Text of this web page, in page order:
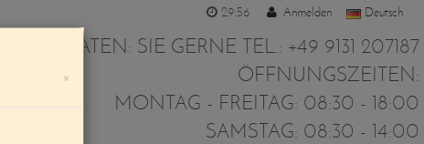
29:55 Anmelden Deutsch
WIR BERATEN: SIE GERNE TEL.: +49 9131 207187
ÖFFNUNGSZEITEN:
MONTAG - FREITAG: 08:30 - 18:00
SAMSTAG: 08:30 - 14:00
×